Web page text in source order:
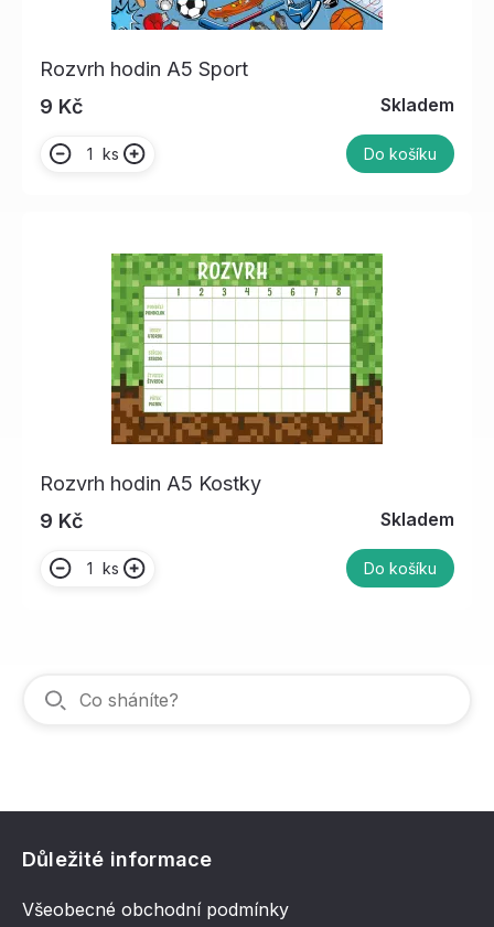
Rozvrh hodin A5 Sport
9 Kč
Skladem
ks Do košíku
Rozvrh hodin A5 Kostky
9 Kč
Skladem
ks Do košíku
Důležité informace
Všeobecné obchodní podmínky